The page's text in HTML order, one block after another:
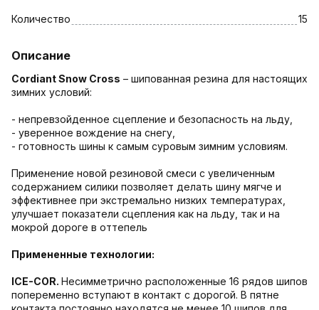
Количество 15
Описание
Cordiant Snow Cross – шипованная резина для настоящих
зимних условий:
- непревзойденное сцепление и безопасность на льду,
- уверенное вождение на снегу,
- готовность шины к самым суровым зимним условиям.
Применение новой резиновой смеси с увеличенным
содержанием силики позволяет делать шину мягче и
эффективнее при экстремально низких температурах,
улучшает показатели сцепления как на льду, так и на
мокрой дороге в оттепель
Примененные технологии:
ICE-COR. Несимметрично расположенные 16 рядов шипов
попеременно вступают в контакт с дорогой. В пятне